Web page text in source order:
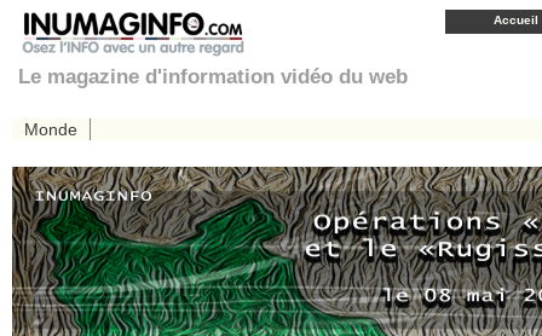
Accueil
Le magazine d'information vidéo du web
Monde